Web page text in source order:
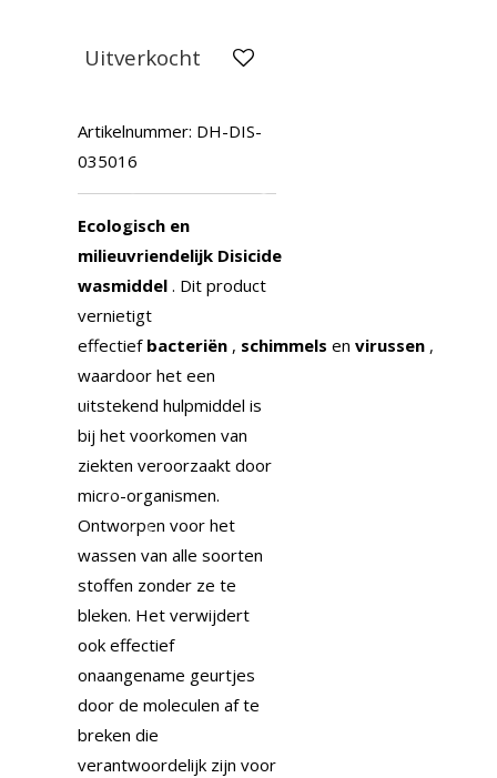
Uitverkocht
Artikelnummer: DH-DIS-
035016
Ecologisch en
milieuvriendelijk Disicide
wasmiddel . Dit product
vernietigt
effectief bacteriën , schimmels en virussen ,
waardoor het een
uitstekend hulpmiddel is
bij het voorkomen van
ziekten veroorzaakt door
micro-organismen.
Ontworpen voor het
wassen van alle soorten
stoffen zonder ze te
bleken. Het verwijdert
ook effectief
onaangename geurtjes
door de moleculen af ​​te
breken die
verantwoordelijk zijn voor